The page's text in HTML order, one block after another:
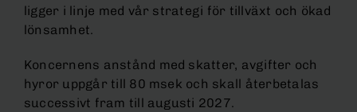
ligger i linje med vår strategi för tillväxt och ökad
lönsamhet.
Koncernens anstånd med skatter, avgifter och
hyror uppgår till 80 msek och skall återbetalas
successivt fram till augusti 2027.